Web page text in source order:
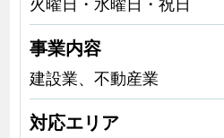
事業内容
建設業、不動産業
対応エリア